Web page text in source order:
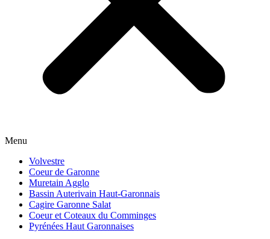
Menu
Volvestre
Coeur de Garonne
Muretain Agglo
Bassin Auterivain Haut-Garonnais
Cagire Garonne Salat
Coeur et Coteaux du Comminges
Pyrénées Haut Garonnaises